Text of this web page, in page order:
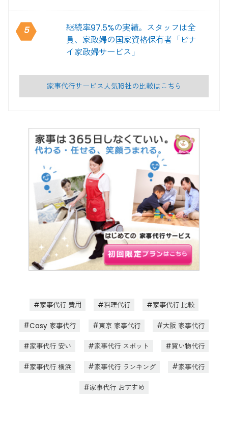
5
継続率97.5%の実績。スタッフは全
員、家政婦の国家資格保有者「ピナ
イ家政婦サービス」
家事代行サービス人気16社の比較はこちら
家事代行 費用 料理代行 家事代行 比較
Casy 家事代行 東京 家事代行 大阪 家事代行
家事代行 安い 家事代行 スポット 買い物代行
家事代行 横浜 家事代行 ランキング 家事代行
家事代行 おすすめ